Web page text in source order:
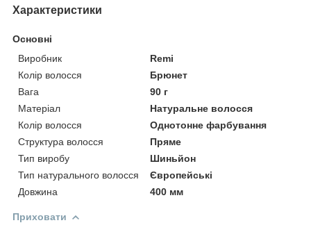
Характеристики
Основні
Виробник
Remi
Колір волосся
Брюнет
Вага
90 г
Матеріал
Натуральне волосся
Колір волосся
Однотонне фарбування
Структура волосся
Пряме
Тип виробу
Шиньйон
Тип натурального волосся
Європейські
Довжина
400 мм
Приховати